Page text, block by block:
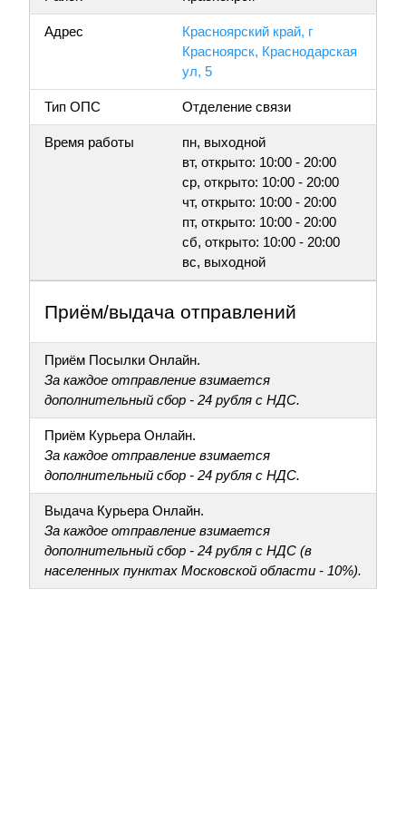
Адрес
Красноярский край, г
Красноярск, Краснодарская
ул, 5
Тип ОПС Отделение связи
Время работы
пн, выходной
вт, открыто: 10:00 - 20:00
ср, открыто: 10:00 - 20:00
чт, открыто: 10:00 - 20:00
пт, открыто: 10:00 - 20:00
сб, открыто: 10:00 - 20:00
вс, выходной
Приём/выдача отправлений
Приём Посылки Онлайн.
За каждое отправление взимается
дополнительный сбор - 24 рубля с НДС.
Приём Курьера Онлайн.
За каждое отправление взимается
дополнительный сбор - 24 рубля с НДС.
Выдача Курьера Онлайн.
За каждое отправление взимается
дополнительный сбор - 24 рубля с НДС (в
населенных пунктах Московской области - 10%).